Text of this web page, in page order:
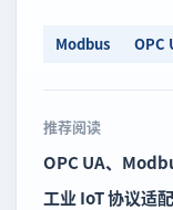
Modbus OPC
推荐阅读
OPC UA、
工业 IoT 协议适